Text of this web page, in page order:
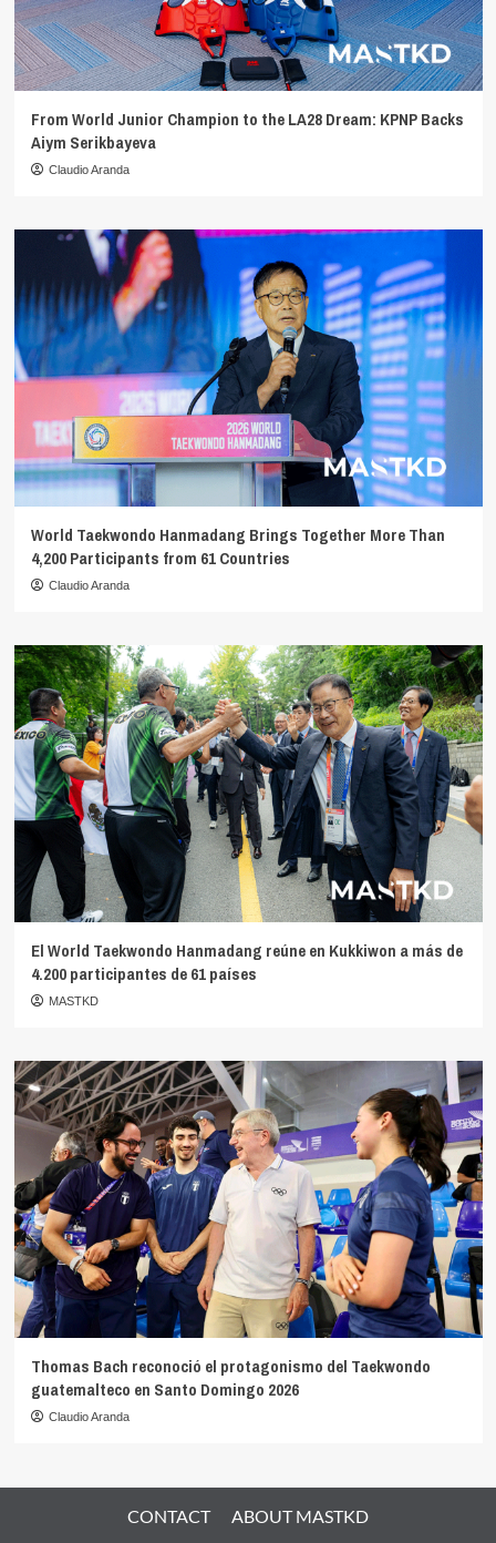
From World Junior Champion to the LA28 Dream: KPNP Backs
Aiym Serikbayeva
Claudio Aranda
World Taekwondo Hanmadang Brings Together More Than
4,200 Participants from 61 Countries
Claudio Aranda
El World Taekwondo Hanmadang reúne en Kukkiwon a más de
4.200 participantes de 61 países
MASTKD
Thomas Bach reconoció el protagonismo del Taekwondo
guatemalteco en Santo Domingo 2026
Claudio Aranda
CONTACT ABOUT MASTKD